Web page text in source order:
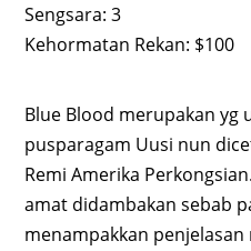
Sengsara: 3
Kehormatan Rekan: $100
Blue Blood merupakan yg
pusparagam Uusi nun
Remi Amerika
amat didambakan sebab
menampakkan